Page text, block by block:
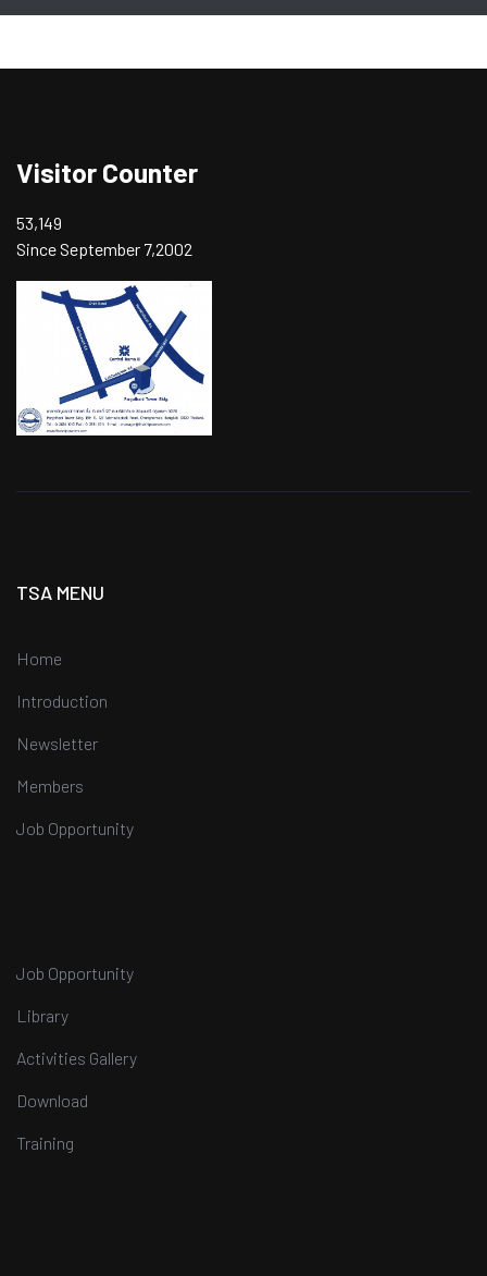
Visitor Counter
53,149
Since September 7,2002
TSA MENU
Home
Introduction
Newsletter
Members
Job Opportunity
Job Opportunity
Library
Activities Gallery
Download
Training